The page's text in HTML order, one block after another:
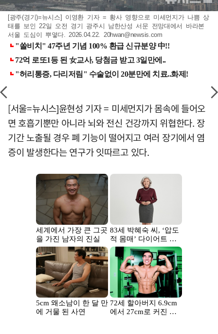
[광주(경기)=뉴시스] 이영환 기자 = 황사 영향으로 미세먼지가 나쁨 상
태를 보인 22일 오전 경기 광주시 남한산성 서문 전망대에서 바라본
서울 도심이 뿌옇다. 2026.04.22. 20hwan@newsis.com
[서울=뉴시스]윤현성 기자 = 미세먼지가 몸속에 들어오
면 호흡기뿐만 아니라 뇌와 전신 건강까지 위협한다. 장
기간 노출될 경우 폐 기능이 떨어지고 여러 장기에서 염
증이 발생한다는 연구가 잇따르고 있다.